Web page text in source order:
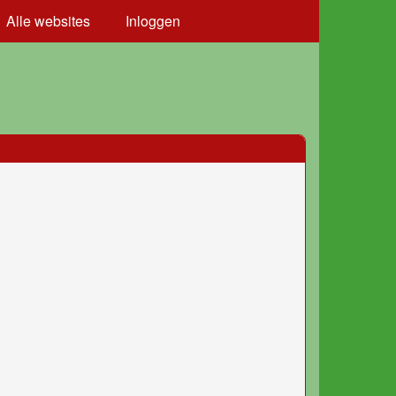
Alle websites Inloggen